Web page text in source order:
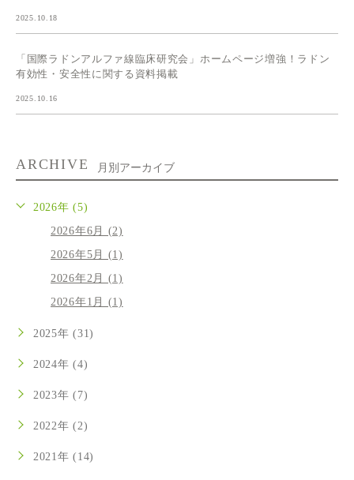
2025.10.18
「国際ラドンアルファ線臨床研究会」ホームページ増強！ラドン
有効性・安全性に関する資料掲載
2025.10.16
ARCHIVE 月別アーカイブ
2026年 (5)
2026年6月 (2)
2026年5月 (1)
2026年2月 (1)
2026年1月 (1)
2025年 (31)
2024年 (4)
2023年 (7)
2022年 (2)
2021年 (14)